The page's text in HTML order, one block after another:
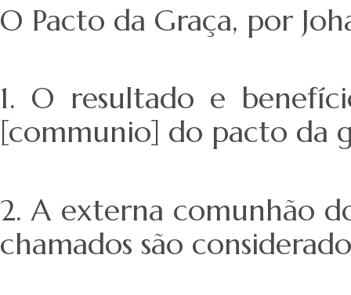
O Pacto da Graça, por
1. O resultado e
[communio] do pacto da
2. A externa comunhão
chamados são